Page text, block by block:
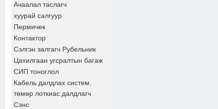
Ачаалал таслагч
хуурай салгуур
Пермичек
Контактор
Сэлгэн залгагч Рубельник
Цахилгаан угсралтын багаж
СИП тоноглол
Кабель далдлах систем,
төмөр лоткиас далдлагч
Сэнс